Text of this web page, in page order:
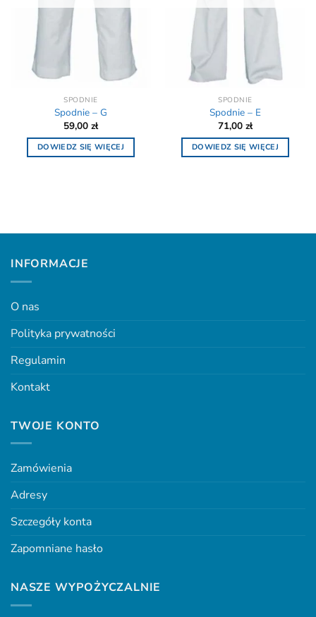
SPODNIE
Spodnie – G
59,00 zł
DOWIEDZ SIĘ WIĘCEJ
SPODNIE
Spodnie – E
71,00 zł
DOWIEDZ SIĘ WIĘCEJ
INFORMACJE
O nas
Polityka prywatności
Regulamin
Kontakt
TWOJE KONTO
Zamówienia
Adresy
Szczegóły konta
Zapomniane hasło
NASZE WYPOŻYCZALNIE